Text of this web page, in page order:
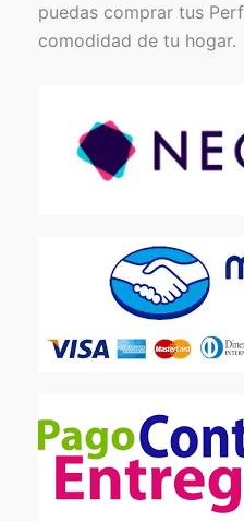
puedas comprar tus
comodidad de tu hogar.